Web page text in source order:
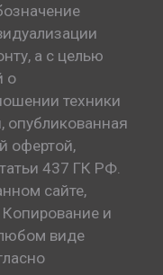
а с целью
о
техники
опубликованная
офертой,
437 ГК РФ.
сайте,
и
виде